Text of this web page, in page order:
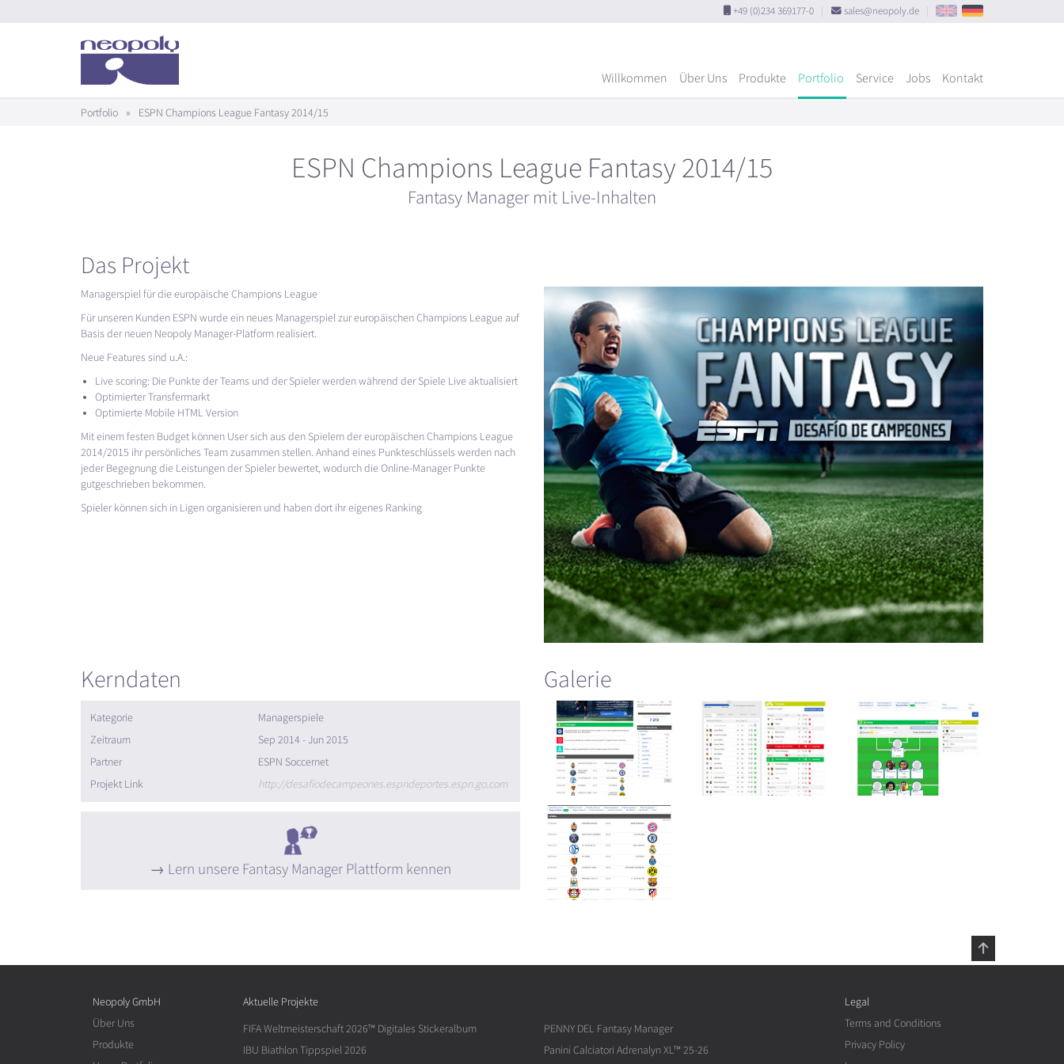
+49 (0)234 369177-0 sales@neopoly.de
Willkommen Über Uns Produkte Portfolio Service Jobs Kontakt
Portfolio » ESPN Champions League Fantasy 2014/15
ESPN Champions League Fantasy 2014/15
Fantasy Manager mit Live-Inhalten
Das Projekt
Managerspiel für die europäische Champions League
Für unseren Kunden ESPN wurde ein neues Managerspiel zur europäischen Champions League auf
Basis der neuen Neopoly Manager-Platform realisiert.
Neue Features sind u.A.:
Live scoring: Die Punkte der Teams und der Spieler werden während der Spiele Live aktualisiert
Optimierter Transfermarkt
Optimierte Mobile HTMLVersion
Mit einem festen Budget können User sich aus den Spielern der europäischen Champions League
2014/2015 ihr persönliches Team zusammen stellen. Anhand eines Punkteschlüssels werden nach
jeder Begegnung die Leistungen der Spieler bewertet, wodurch die Online-Manager Punkte
gutgeschrieben bekommen.
Spieler können sich in Ligen organisieren und haben dort ihr eigenes Ranking
Kerndaten
Kategorie
Managerspiele
Zeitraum
Sep 2014 - Jun 2015
Partner
ESPN Soccernet
Projekt Link
http://desafiodecampeones.espndeportes.espn.go.com
Lern unsere Fantasy Manager Plattform kennen
Galerie
Neopoly GmbH
Über Uns
Produkte
Aktuelle Projekte
FIFA Weltmeisterschaft 2026™ Digitales Stickeralbum
IBU Biathlon Tippspiel 2026
PENNY DEL Fantasy Manager
Panini Calciatori Adrenalyn XL™ 25-26
Legal
Terms and Conditions
Privacy Policy